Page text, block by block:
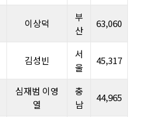
이상덕
부
산
63,060
김성빈
서
울
45,317
심재범 이영
열
충
남
44,965